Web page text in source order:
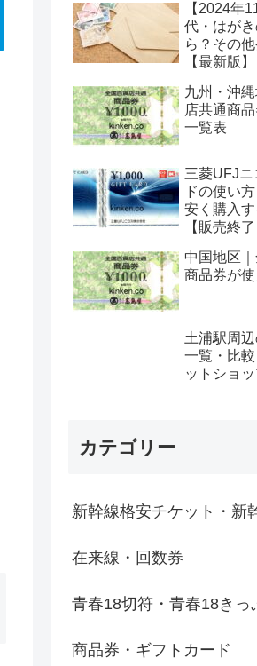
【2024年
代・はがき
ら？その
【最新版】
九州・沖
店共通商
一覧表
三菱UFJ
ドの使い
安く購入
【販売終了
中国地区
商品券が
土浦駅周
一覧・比
ットショ
カテゴリー
新幹線格安チケット・新
在来線・回数券
青春18切符・青春18きっ
商品券・ギフトカード